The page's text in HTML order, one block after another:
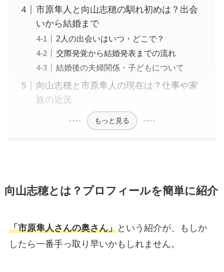
市原隼人と向山志穂の馴れ初めは？出会
いから結婚まで
2人の出会いはいつ・どこで？
交際発覚から結婚発表までの流れ
結婚後の夫婦関係・子どもについて
向山志穂と市原隼人の現在は？仕事や家
族の近況
もっと見る
向山志穂とは？プロフィールを簡単に紹介
「市原隼人さんの奥さん」という紹介が、もしか
したら一番手っ取り早いかもしれません。